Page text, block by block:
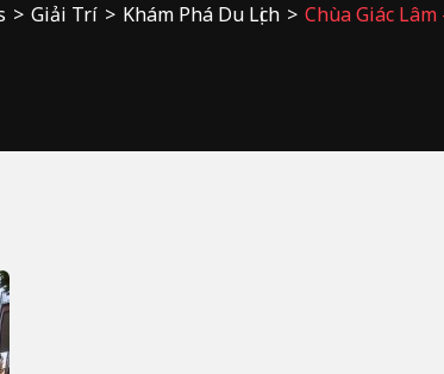
> Giải Trí > Khám Phá Du Lịch > Chùa Giác